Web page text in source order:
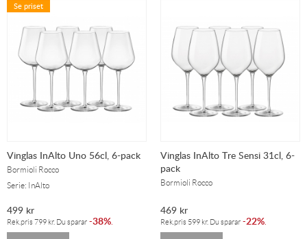
Se priset
Vinglas InAlto Uno 56cl, 6-pack
Bormioli Rocco
Serie: InAlto
499 kr
Rek.pris 799 kr. Du sparar -38%.
Vinglas InAlto Tre Sensi 31cl, 6-
pack
Bormioli Rocco
469 kr
Rek.pris 599 kr. Du sparar -22%.